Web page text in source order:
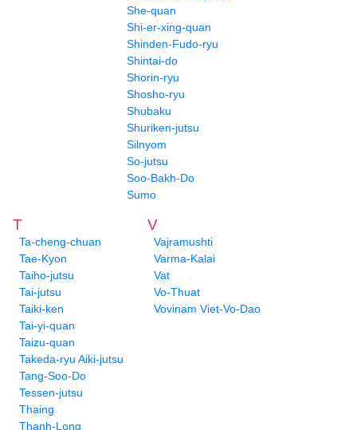
She-quan
Shi-er-xing-quan
Shinden-Fudo-ryu
Shintai-do
Shorin-ryu
Shosho-ryu
Shubaku
Shuriken-jutsu
Silnyom
So-jutsu
Soo-Bakh-Do
Sumo
T
Ta-cheng-chuan
Tae-Kyon
Taiho-jutsu
Tai-jutsu
Taiki-ken
Tai-yi-quan
Taizu-quan
Takeda-ryu Aiki-jutsu
Tang-Soo-Do
Tessen-jutsu
Thaing
Thanh-Long
V
Vajramushti
Varma-Kalai
Vat
Vo-Thuat
Vovinam Viet-Vo-Dao